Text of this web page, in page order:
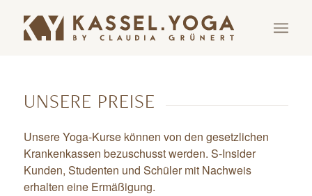
UNSERE PREISE
Unsere Yoga-Kurse können von den gesetzlichen
Krankenkassen bezuschusst werden. S-Insider
Kunden, Studenten und Schüler mit Nachweis
erhalten eine Ermäßigung.